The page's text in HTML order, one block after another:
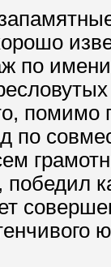
по
помимо
по